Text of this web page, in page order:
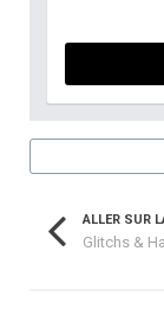
ALLER SUR
Glitchs &